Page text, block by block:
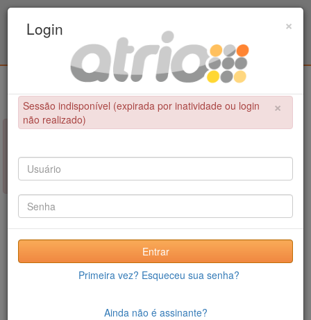
Educação Física / UPE - UFPB
×
NÃO FOI POSSÍVEL CONCLUIR A OPERAÇÃO
Sessão indisponível (expirada por inatividade ou login não
realizado)
×
Login
×
Sessão indisponível (expirada por inatividade ou login
não realizado)
Entrar
Primeira vez? Esqueceu sua senha?
Ainda não é assinante?